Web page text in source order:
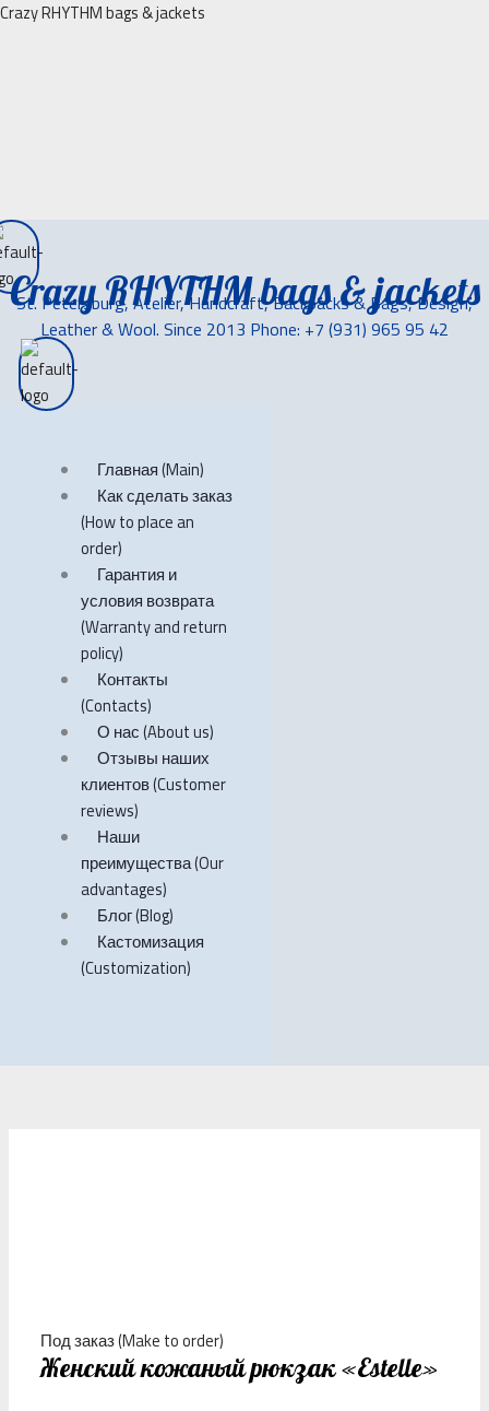
Перейти
Crazy RHYTHM bags & jackets
Crazy RHYTHM bags & jackets
St. Petersburg, Atelier, Handcraft, Backpacks & Bags, Design,
Leather & Wool. Since 2013 Phone: +7 (931) 965 95 42
Главная (Main)
Как сделать заказ
(How to place an
order)
Гарантия и
условия возврата
(Warranty and return
policy)
Контакты
(Contacts)
О нас (About us)
Отзывы наших
клиентов (Customer
reviews)
Наши
преимущества (Our
advantages)
Блог (Blog)
Кастомизация
(Customization)
Под заказ (Make to order)
Женский кожаный рюкзак «Estelle»